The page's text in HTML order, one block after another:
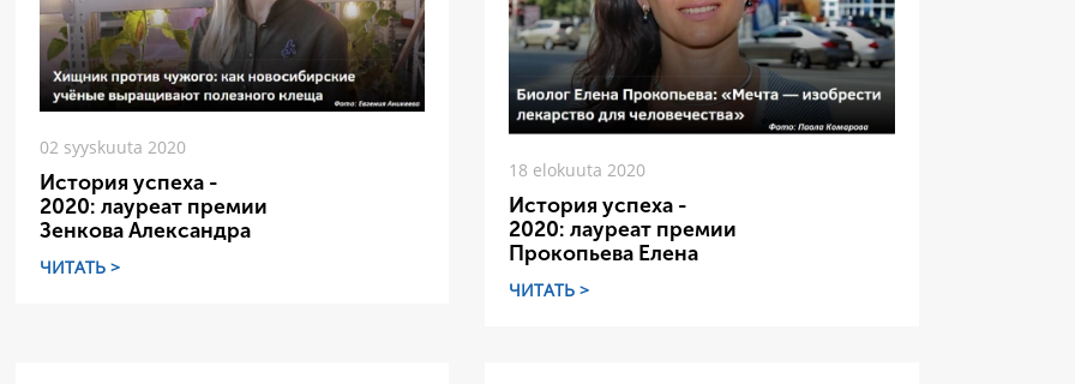
02 syyskuuta 2020
История успеха -
2020: лауреат премии
Зенкова Александра
ЧИТАТЬ >
18 elokuuta 2020
История успеха -
2020: лауреат премии
Прокопьева Елена
ЧИТАТЬ >